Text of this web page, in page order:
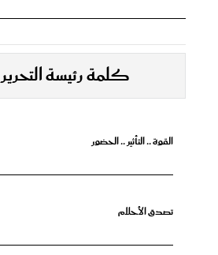
كلمة رئيسة التحرير
القوة .. التأثير .. الحضور
تصدق الأحلام